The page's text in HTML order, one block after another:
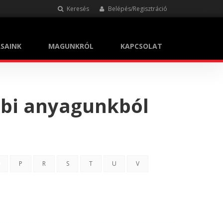
Keresés Belépés/Regisztráció
MAGUNKRÓL KAPCSOLAT
anyagunkból
P R S T U V